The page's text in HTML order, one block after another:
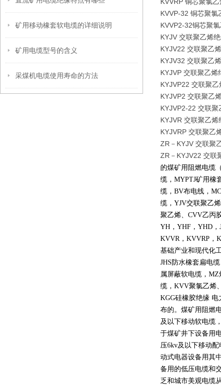
矿用移动橡套软电缆的详细说明
矿用电缆型号的含义
采煤机电缆使用寿命的方法
KVVP-32 铜芯聚
KVVP2-32铜芯聚
KYJV 交联聚乙烯
KYJV22 交联聚乙
KYJV32 交联聚乙
KYJVP 交联聚乙
KYJVP22 交联聚
KYJVP2 交联聚乙
KYJVP2-22 交联
KYJVR 交联聚乙
KYJVRP 交联聚乙
ZR－KYJV 交联聚
ZR－KYJV22 交联
的煤矿用阻燃电缆
缆， MYPTJ矿用橡
缆， BV布电线，
缆， YJV交联聚乙
聚乙烯、 CVV乙丙
YH ， YHF ， YHD ，
KVVR， KVVRP ，
基础产业和现代化
JHS 防水橡套扁电
属屏蔽软电缆， MZ
缆， KVV聚氯乙烯
KGG硅橡胶绝缘 电
布的。煤矿用阻燃
及以下移动软电缆
于煤矿井下设备用
压6kv及以下移动
动式电器设备用其
备用的低压电缆和
乏和城市美观电缆